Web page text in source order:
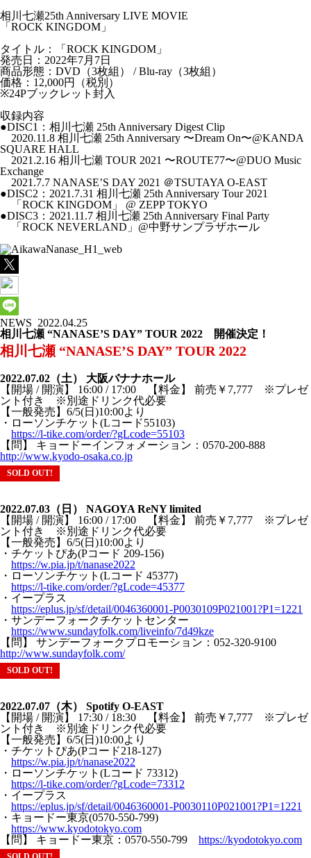
相川七瀬25th Anniversary LIVE MOVIE
「ROCK KINGDOM」
タイトル：「ROCK KINGDOM」
発売日：2022年7月7日
商品形態：DVD（3枚組） / Blu-ray（3枚組）
価格：12,000円（税別）
※24Pブックレット封入
収録内容
●DISC1：相川七瀬 25th Anniversary Digest Clip
2020.11.8 相川七瀬 25th Anniversary 〜Dream On〜@KANDA
SQUARE HALL
2021.2.16 相川七瀬 TOUR 2021 〜ROUTE77〜@DUO Music
Exchange
2021.7.7 NANASE’S DAY 2021 ＠TSUTAYA O-EAST
●DISC2：2021.7.31 相川七瀬 25th Anniversary Tour 2021
「ROCK KINGDOM」 @ ZEPP TOKYO
●DISC3：2021.11.7 相川七瀬 25th Anniversary Final Party
「ROCK NEVERLAND」@中野サンプラザホール
NEWS 2022.04.25
相川七瀬 “NANASE’S DAY” TOUR 2022 開催決定！
相川七瀬 “NANASE’S DAY” TOUR 2022
2022.07.02（土） 大阪バナナホール
【開場 / 開演】 16:00 / 17:00 【料金】 前売￥7,777 ※プレゼ
ント付き ※別途ドリンク代必要
【一般発売】6/5(日)10:00より
・ローソンチケット(Lコード55103)
https://l-tike.com/order/?gLcode=55103
【問】 キョードーインフォメーション：0570-200-888
http://www.kyodo-osaka.co.jp
SOLD OUT!
2022.07.03（日） NAGOYA ReNY limited
【開場 / 開演】 16:00 / 17:00 【料金】 前売￥7,777 ※プレゼ
ント付き ※別途ドリンク代必要
【一般発売】6/5(日)10:00より
・チケットぴあ(Pコード 209-156)
https://w.pia.jp/t/nanase2022
・ローソンチケット(Lコード 45377)
https://l-tike.com/order/?gLcode=45377
・イープラス
https://eplus.jp/sf/detail/0046360001-P0030109P021001?P1=1221
・サンデーフォークチケットセンター
https://www.sundayfolk.com/liveinfo/7d49kze
【問】 サンデーフォークプロモーション：052-320-9100
http://www.sundayfolk.com/
SOLD OUT!
2022.07.07（木） Spotify O-EAST
【開場 / 開演】 17:30 / 18:30 【料金】 前売￥7,777 ※プレゼ
ント付き ※別途ドリンク代必要
【一般発売】6/5(日)10:00より
・チケットぴあ(Pコード218-127)
https://w.pia.jp/t/nanase2022
・ローソンチケット(Lコード 73312)
https://l-tike.com/order/?gLcode=73312
・イープラス
https://eplus.jp/sf/detail/0046360001-P0030110P021001?P1=1221
・キョードー東京(0570-550-799)
https://www.kyodotokyo.com
【問】 キョードー東京：0570-550-799 https://kyodotokyo.com